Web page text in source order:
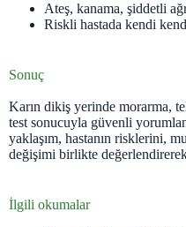
Ateş, kanama, şiddetli
Riskli hastada kendi
Sonuç
Karın dikiş yerinde morarma,
test sonucuyla güvenli
yaklaşım, hastanın risklerini,
değişimi birlikte
İlgili okumalar